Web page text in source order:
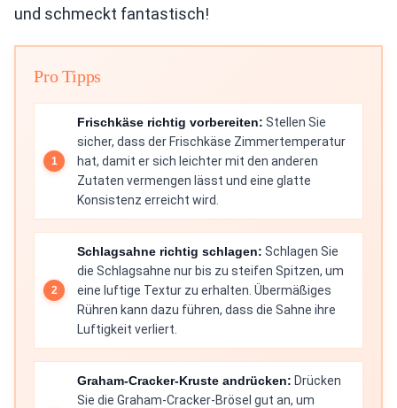
und schmeckt fantastisch!
Pro Tipps
Frischkäse richtig vorbereiten: Stellen Sie
sicher, dass der Frischkäse Zimmertemperatur
hat, damit er sich leichter mit den anderen
Zutaten vermengen lässt und eine glatte
Konsistenz erreicht wird.
Schlagsahne richtig schlagen: Schlagen Sie
die Schlagsahne nur bis zu steifen Spitzen, um
eine luftige Textur zu erhalten. Übermäßiges
Rühren kann dazu führen, dass die Sahne ihre
Luftigkeit verliert.
Graham-Cracker-Kruste andrücken: Drücken
Sie die Graham-Cracker-Brösel gut an, um